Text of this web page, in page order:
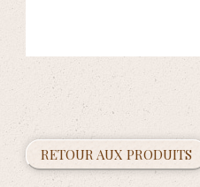
RETOUR AUX PRODUITS